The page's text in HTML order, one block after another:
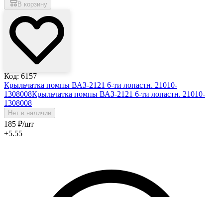
В корзину
Код: 6157
Крыльчатка помпы ВАЗ-2121 6-ти лопастн. 21010-
1308008Крыльчатка помпы ВАЗ-2121 6-ти лопастн. 21010-
1308008
Нет в наличии
185 ₽/шт
+5.55